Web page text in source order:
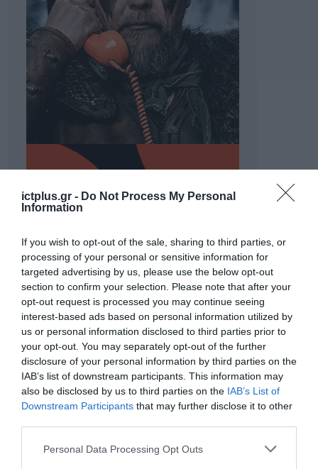
ictplus.gr - Do Not Process My Personal
Information
If you wish to opt-out of the sale, sharing to third parties, or
processing of your personal or sensitive information for
targeted advertising by us, please use the below opt-out
section to confirm your selection. Please note that after your
opt-out request is processed you may continue seeing
interest-based ads based on personal information utilized by
us or personal information disclosed to third parties prior to
your opt-out. You may separately opt-out of the further
disclosure of your personal information by third parties on the
IAB’s list of downstream participants. This information may
also be disclosed by us to third parties on the IAB’s List of
Downstream Participants that may further disclose it to other
Please note that this website/app uses one or more Google
Personal Data Processing Opt Outs
ΡΟΗ ΕΙΔΗΣΕΩΝ
Το χρηματοδοτούμενο
από την ΕΕ έργο “The
Gaming Police”
ενισχύει την ασφάλεια
των παιδιών στο
διαδίκτυο
31.07.2026
ΑΑΔΕ: Διευκρινίσεις
παραβάσεις που